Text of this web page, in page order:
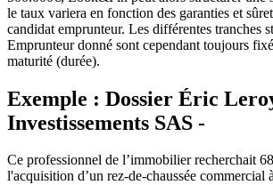
le taux variera en fonction des garanties et
candidat emprunteur. Les différentes tranches
Emprunteur donné sont cependant toujours
maturité (durée).
Exemple : Dossier Éric
Investissements SAS -
Ce professionnel de l’immobilier recherchait
l'acquisition d’un rez-de-chaussée commercial